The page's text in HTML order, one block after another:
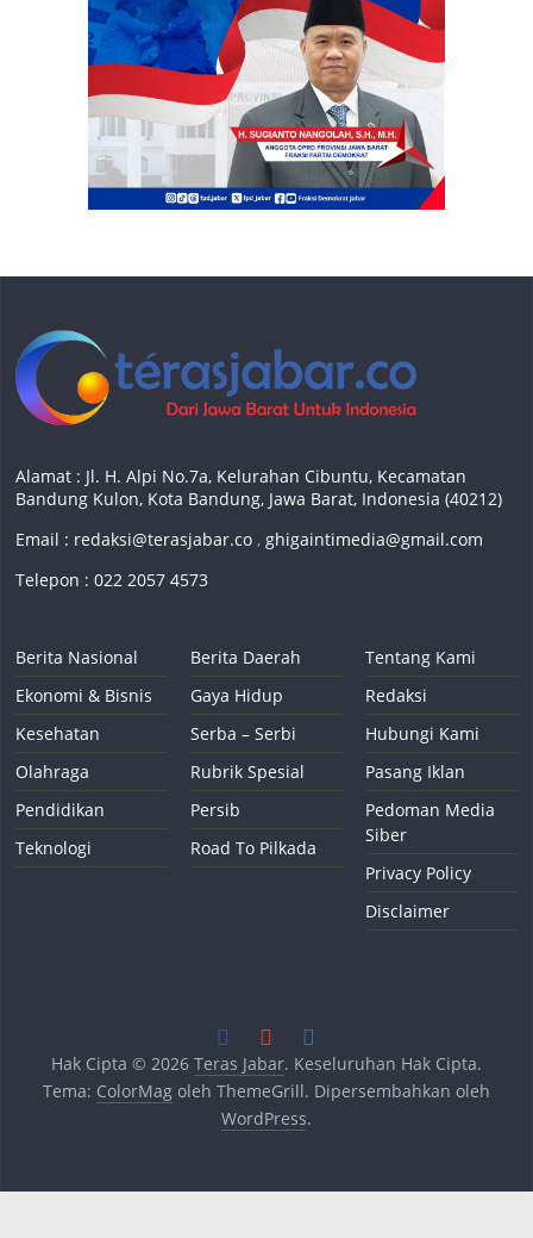
Alamat : Jl. H. Alpi No.7a, Kelurahan Cibuntu, Kecamatan
Bandung Kulon, Kota Bandung, Jawa Barat, Indonesia (40212)
Email : redaksi@terasjabar.co ,ghigaintimedia@gmail.com
Telepon : 022 2057 4573
Berita Nasional
Ekonomi & Bisnis
Kesehatan
Olahraga
Pendidikan
Teknologi
Berita Daerah
Gaya Hidup
Serba – Serbi
Rubrik Spesial
Persib
Road To Pilkada
Tentang Kami
Redaksi
Hubungi Kami
Pasang Iklan
Pedoman Media
Siber
Privacy Policy
Disclaimer
Hak Cipta © 2026 Teras Jabar. Keseluruhan Hak Cipta.
Tema: ColorMagoleh ThemeGrill. Dipersembahkan oleh
WordPress.